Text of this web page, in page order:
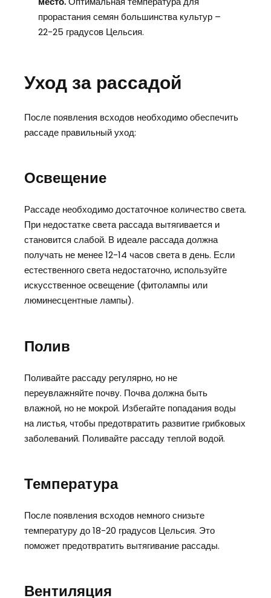
прорастания семян большинства культур –
22-25 градусов Цельсия.
Уход за рассадой
После появления всходов необходимо обеспечить
рассаде правильный уход:
Освещение
Рассаде необходимо достаточное количество света.
При недостатке света рассада вытягивается и
становится слабой. В идеале рассада должна
получать не менее 12-14 часов света в день. Если
естественного света недостаточно, используйте
искусственное освещение (фитолампы или
люминесцентные лампы).
Полив
Поливайте рассаду регулярно, но не
переувлажняйте почву. Почва должна быть
влажной, но не мокрой. Избегайте попадания воды
на листья, чтобы предотвратить развитие грибковых
заболеваний. Поливайте рассаду теплой водой.
Температура
После появления всходов немного снизьте
температуру до 18-20 градусов Цельсия. Это
поможет предотвратить вытягивание рассады.
Вентиляция